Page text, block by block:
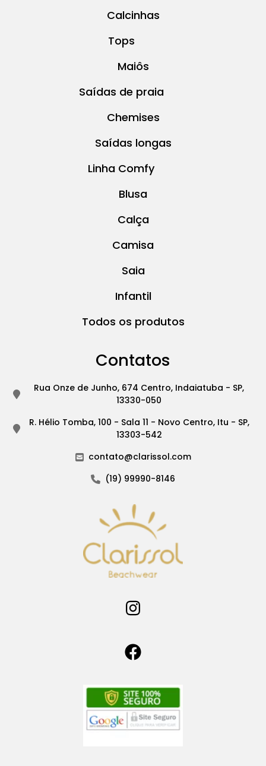
Calcinhas
Tops
Maiôs
Saídas de praia
Chemises
Saídas longas
Linha Comfy
Blusa
Calça
Camisa
Saia
Infantil
Todos os produtos
Contatos
Rua Onze de Junho, 674 Centro, Indaiatuba - SP,
13330-050
R. Hélio Tomba, 100 - Sala 11 - Novo Centro, Itu - SP,
13303-542
contato@clarissol.com
(19) 99990-8146